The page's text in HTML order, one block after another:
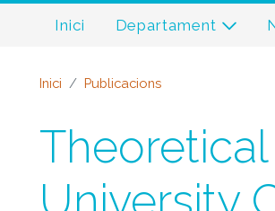
Inici Departament
Inici Publicacions
University